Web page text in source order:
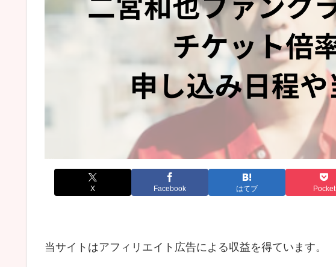
X Facebook はてブ Pocket
当サイトはアフィリエイト広告による収益を得ています。